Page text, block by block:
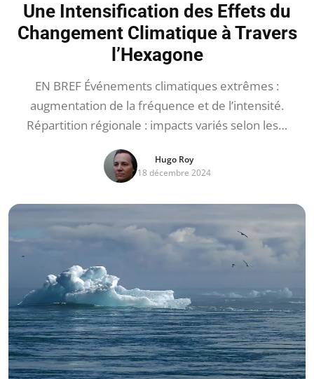
Une Intensification des Effets du
Changement Climatique à Travers
l’Hexagone
EN BREF Événements climatiques extrêmes :
augmentation de la fréquence et de l’intensité.
Répartition régionale : impacts variés selon les…
Hugo Roy
18 décembre 2024